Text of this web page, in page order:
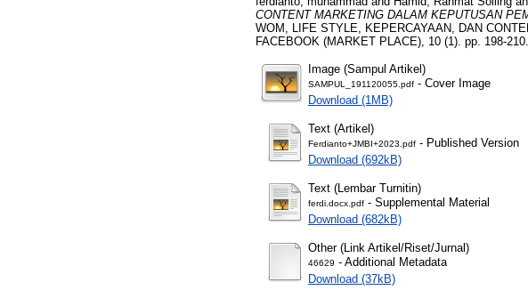
CONTENT MARKETING DALAM KEPUTUSAN
WOM, LIFE STYLE, KEPERCAYAAN, DAN
FACEBOOK (MARKET PLACE), 10 (1). pp. 198-
Image (Sampul Artikel)
SAMPUL_191120055.pdf - Cover Image
Download (1MB)
Text (Artikel)
Ferdianto+JMBI+2023.pdf - Published Version
Download (692kB)
Text (Lembar Turnitin)
ferdi.docx.pdf - Supplemental Material
Download (682kB)
Other (Link Artikel/Riset/Jurnal)
46629 - Additional Metadata
Download (37kB)